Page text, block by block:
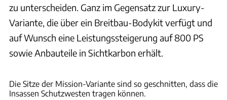
zu unterscheiden. Ganz im Gegensatz zur Luxury-
Variante, die über ein Breitbau-Bodykit verfügt und
auf Wunsch eine Leistungssteigerung auf 800 PS
sowie Anbauteile in Sichtkarbon erhält.
Die Sitze der Mission-Variante sind so geschnitten, dass die
Insassen Schutzwesten tragen können.